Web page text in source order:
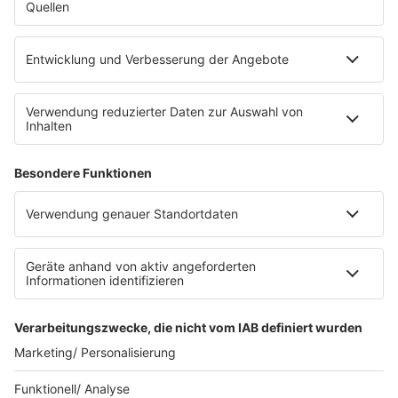
Die Uniklinik Tübingen hat ein neues Fahrradparkhaus
eröffnet. Direkt an der Medizinischen Klinik bietet es
E-Bikes über eine Photovoltaikanlage auf dem …
Impressum
Datenschutzerklärung
Datenschutzeinstellungen